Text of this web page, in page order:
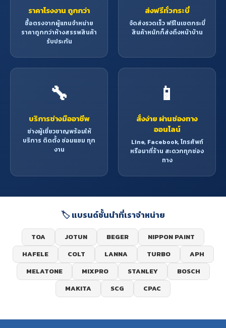
ราคาโรงงาน ถูกกว่า
ซื้อตรงจากผู้แทนจำหน่าย
ราคาถูกกว่าห้างสรรพสินค้า
รับประกัน
ส่งฟรีทั่วกระบี่
จัดส่งรวดเร็ว ฟรีในเขตกระบี่
สินค้าหนักก็ส่งถึงหน้าบ้าน
🔧
บริการช่างมืออาชีพ
ช่างผู้เชี่ยวชาญพร้อมให้
บริการ ติดตั้ง ซ่อมแซม ทุก
งาน
📱
สั่งง่าย ผ่านช่องทาง
ออนไลน์
Line, Facebook, โทรศัพท์
หรือมาที่ร้าน สะดวกทุกช่อง
ทาง
🏷️ แบรนด์ชั้นนำที่เราจำหน่าย
TOA JOTUN BEGER
NIPPON PAINT
HAFELE
COLT LANNA TURBO
APH
MELATONE
MIXPRO STANLEY
BOSCH
MAKITA
SCG CPAC